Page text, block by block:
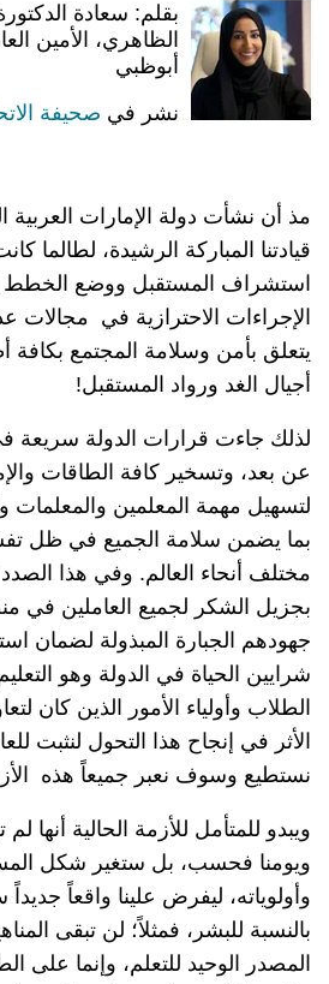
بقلم: سعادة
الظاهري،
الأمين
أبوظبي
نشر في صحيفة
مذ أن نشأت دولة الإمارات
قيادتنا المباركة الرشيدة، لطالما
استشراف المستقبل ووضع الخطط
الإجراءات الاحترازية في مجالات
يتعلق بأمن وسلامة المجتمع بكافة
أجيال الغد ورواد المستقبل!
لذلك جاءت قرارات الدولة سريعة
عن بعد، وتسخير كافة الطاقات
لتسهيل مهمة المعلمين والمعلمات
مختلف أنحاء العالم. وفي هذا الصدد
بجزيل الشكر لجميع العاملين في
جهودهم الجبارة المبذولة لضمان
شرايين الحياة في الدولة وهو
الطلاب وأولياء الأمور الذين كان
الأثر في إنجاح هذا التحول لنثبت
نستطيع وسوف نعبر جميعاً هذه
ويبدو للمتأمل للأزمة الحالية أنها
ويومنا فحسب، بل ستغير شكل
وأولوياته، ليفرض علينا واقعاً
بالنسبة للبشر، فمثلاً؛ لن تبقى
المصدر الوحيد للتعلم، وإنما على